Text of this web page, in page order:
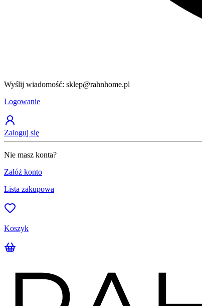
Wyślij wiadomość: sklep@rahnhome.pl
Logowanie
Zaloguj się
Nie masz konta?
Załóż konto
Lista zakupowa
Koszyk